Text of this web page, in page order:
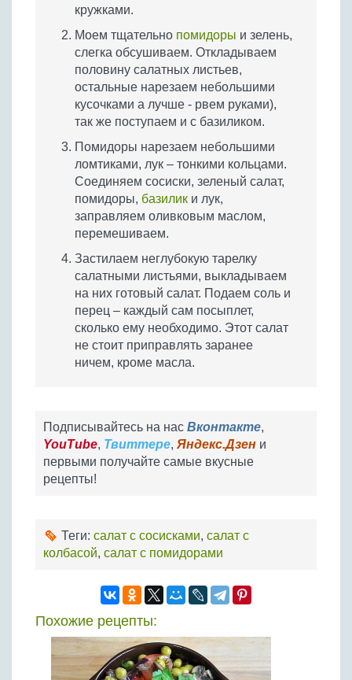
кружками.
Моем тщательно помидоры и зелень,
слегка обсушиваем. Откладываем
половину салатных листьев,
остальные нарезаем небольшими
кусочками а лучше - рвем руками),
так же поступаем и с базиликом.
Помидоры нарезаем небольшими
ломтиками, лук – тонкими кольцами.
Соединяем сосиски, зеленый салат,
помидоры, базилик и лук,
заправляем оливковым маслом,
перемешиваем.
Застилаем неглубокую тарелку
салатными листьями, выкладываем
на них готовый салат. Подаем соль и
перец – каждый сам посыплет,
сколько ему необходимо. Этот салат
не стоит приправлять заранее
ничем, кроме масла.
Подписывайтесь на нас Вконтакте,
YouTube, Твиттере, Яндекс.Дзен и
первыми получайте самые вкусные
рецепты!
Теги: салат с сосисками, салат с
колбасой, салат с помидорами
Похожие рецепты: